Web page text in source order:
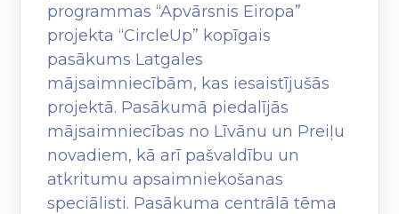
programmas “Apvārsnis Eiropa”
projekta “CircleUp” kopīgais
pasākums Latgales
mājsaimniecībām, kas iesaistījušās
projektā. Pasākumā piedalījās
mājsaimniecības no Līvānu un Preiļu
novadiem, kā arī pašvaldību un
atkritumu apsaimniekošanas
speciālisti. Pasākuma centrālā tēma